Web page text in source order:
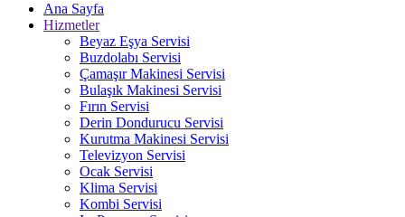
Ana Sayfa
Hizmetler
Beyaz Eşya Servisi
Buzdolabı Servisi
Çamaşır Makinesi Servisi
Bulaşık Makinesi Servisi
Fırın Servisi
Derin Dondurucu Servisi
Kurutma Makinesi Servisi
Televizyon Servisi
Ocak Servisi
Klima Servisi
Kombi Servisi